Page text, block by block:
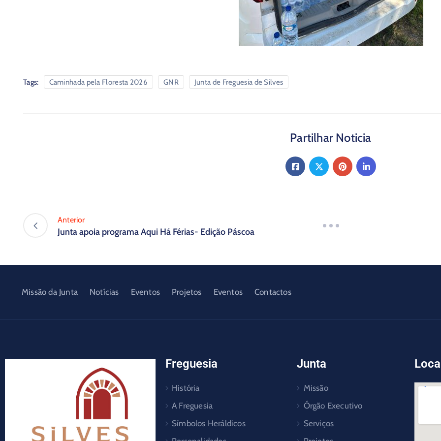
Tags: Caminhada pela Floresta 2026 GNR Junta de Freguesia de Silves
Partilhar Noticia
Anterior
Junta apoia programa Aqui Há Férias- Edição Páscoa
Missão da Junta Notícias Eventos Projetos Eventos Contactos
Freguesia
História
A Freguesia
Símbolos Heráldicos
Junta
Missão
Órgão Executivo
Serviços